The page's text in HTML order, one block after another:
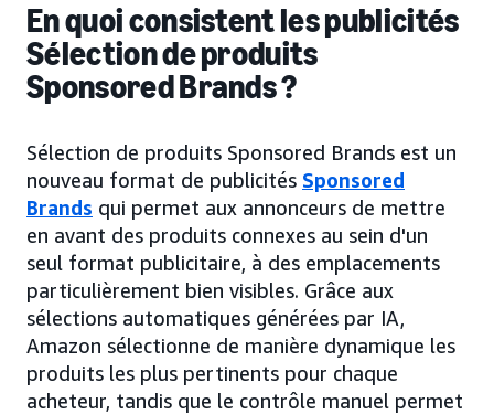
En quoi consistent les publicités
Sélection de produits
Sponsored Brands ?
Sélection de produits Sponsored Brands est un
nouveau format de publicités Sponsored
Brands qui permet aux annonceurs de mettre
en avant des produits connexes au sein d'un
seul format publicitaire, à des emplacements
particulièrement bien visibles. Grâce aux
sélections automatiques générées par IA,
Amazon sélectionne de manière dynamique les
produits les plus pertinents pour chaque
acheteur, tandis que le contrôle manuel permet